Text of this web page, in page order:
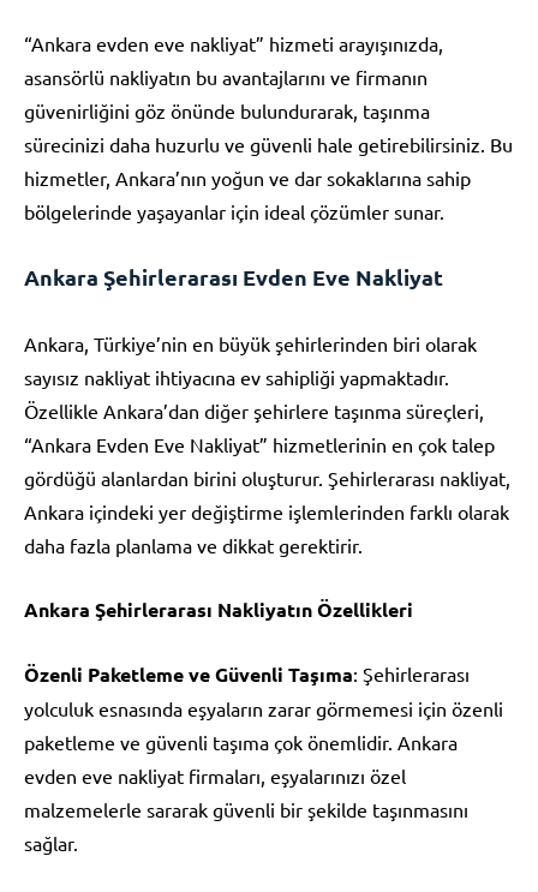
“Ankara evden eve nakliyat” hizmeti arayışınızda,
asansörlü nakliyatın bu avantajlarını ve firmanın
güvenirliğini göz önünde bulundurarak, taşınma
sürecinizi daha huzurlu ve güvenli hale getirebilirsiniz. Bu
hizmetler, Ankara’nın yoğun ve dar sokaklarına sahip
bölgelerinde yaşayanlar için ideal çözümler sunar.
Ankara Şehirlerarası Evden Eve Nakliyat
Ankara, Türkiye’nin en büyük şehirlerinden biri olarak
sayısız nakliyat ihtiyacına ev sahipliği yapmaktadır.
Özellikle Ankara’dan diğer şehirlere taşınma süreçleri,
“Ankara Evden Eve Nakliyat” hizmetlerinin en çok talep
gördüğü alanlardan birini oluşturur. Şehirlerarası nakliyat,
Ankara içindeki yer değiştirme işlemlerinden farklı olarak
daha fazla planlama ve dikkat gerektirir.
Ankara Şehirlerarası Nakliyatın Özellikleri
Özenli Paketleme ve Güvenli Taşıma: Şehirlerarası
yolculuk esnasında eşyaların zarar görmemesi için özenli
paketleme ve güvenli taşıma çok önemlidir. Ankara
evden eve nakliyat firmaları, eşyalarınızı özel
malzemelerle sararak güvenli bir şekilde taşınmasını
sağlar.